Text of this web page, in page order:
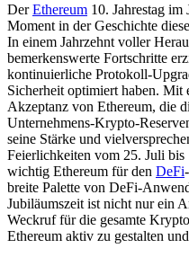
DerEthereum 10. Jahrestag im
Moment in der Geschichte
In einem Jahrzehnt voller
bemerkenswerte Fortschritte
kontinuierliche Protokoll-
Sicherheit optimiert haben. Mit
Akzeptanz von Ethereum, die
Unternehmens-Krypto-
seine Stärke und
Feierlichkeiten vom 25. Juli
wichtig Ethereum für den DeFi
breite Palette von DeFi-
Jubiläumszeit ist nicht nur ein
Weckruf für die gesamte
Ethereum aktiv zu gestalten